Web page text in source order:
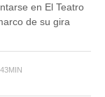
en El Teatro
de su gira